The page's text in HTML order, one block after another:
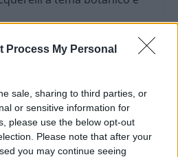
Process My Personal
sale, sharing to third parties, or
or sensitive information for
please use the below opt-out
Please note that after your
you may continue seeing
8 alle 19, campo
“Balistari e Sagittari”